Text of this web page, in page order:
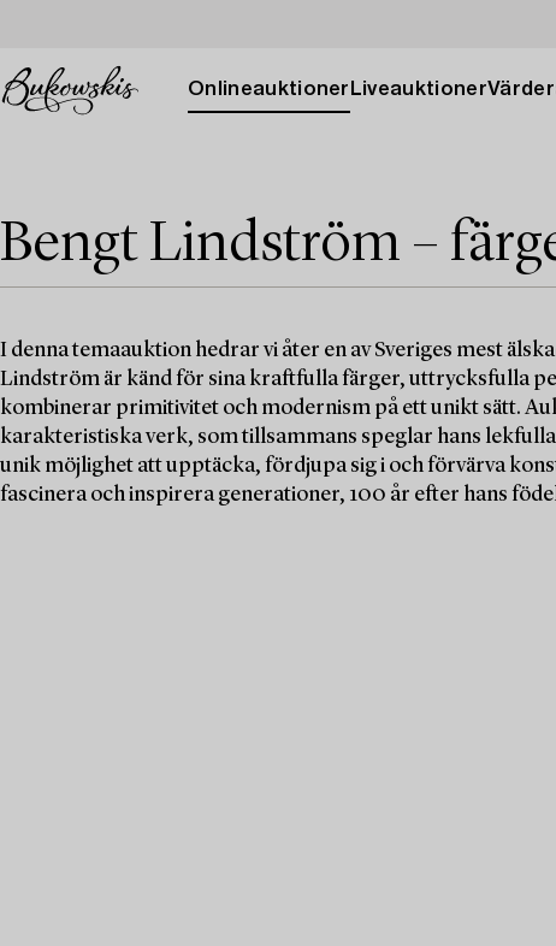
Onlineauktioner Liveauktioner
Bengt Lindström –
I denna temaauktion hedrar vi åter en av Sveriges mest
Lindström är känd för sina kraftfulla färger, uttrycksfulla
kombinerar primitivitet och modernism på ett unikt sätt.
karakteristiska verk, som tillsammans speglar hans
unik möjlighet att upptäcka, fördjupa sig i och förvärva
fascinera och inspirera generationer, 100 år efter hans